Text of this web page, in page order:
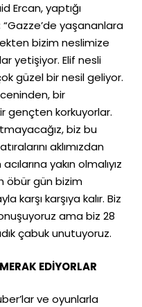
Ercan, yaptığı
yaşananlara
bizim neslimize
yetişiyor. Elif nesli
güzel bir nesil geliyor.
bir
gençten korkuyorlar.
biz bu
aklımızdan
yakın olmalıyız
öbür gün bizim
karşı karşıya kalır. Biz
ama biz 28
çabuk unutuyoruz.
EDİYORLAR
ve oyunlarla